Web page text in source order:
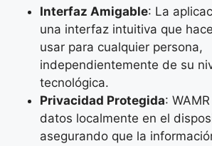
Interfaz Amigable: La
una interfaz intuitiva que
usar para cualquier persona,
independientemente de su
tecnológica.
Privacidad Protegida:
datos localmente en el
asegurando que la